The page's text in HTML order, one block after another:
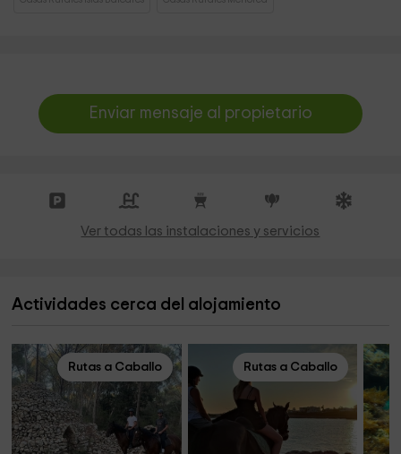
Enviar mensaje al propietario
Ver todas las instalaciones y servicios
Actividades cerca del alojamiento
Rutas a Caballo Rutas a Caballo